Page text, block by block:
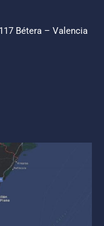
Bétera – Valencia